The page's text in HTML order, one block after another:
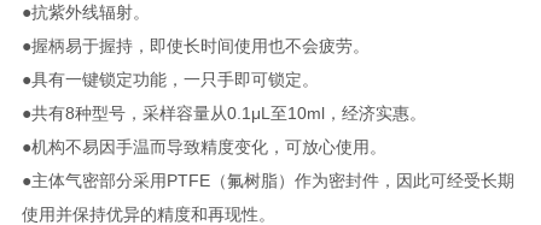
●抗紫外线辐射。
●握柄易于握持，即使长时间使用也不会疲劳。
●具有一键锁定功能，一只手即可锁定。
●共有8种型号，采样容量从0.1μL至10ml，经济实惠。
●机构不易因手温而导致精度变化，可放心使用。
●主体气密部分采用PTFE（氟树脂）作为密封件，因此可经受长期
使用并保持优异的精度和再现性。